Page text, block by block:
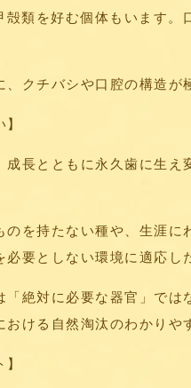
類を好む個体もいます
クチバシや口腔の構造
長とともに永久歯に生
を持たない種や、生涯
要としない環境に適応し
絶対に必要な器官」で
ける自然淘汰のわかりや